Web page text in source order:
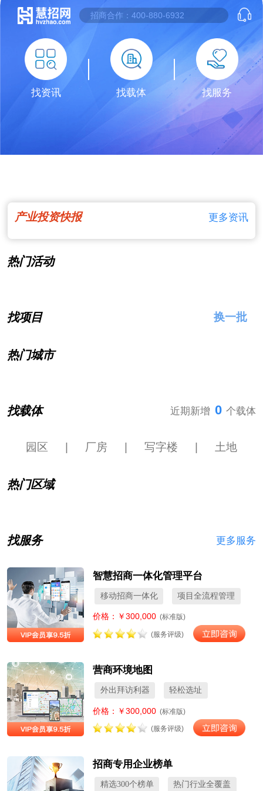
找资讯 找载体 找服务
产业投资快报 更多资讯
热门活动
找项目 换一批
热门城市
找载体 近期新增 0 个载体
园区 厂房 写字楼 土地
热门区域
找服务 更多服务
智慧招商一体化管理平台
移动招商一体化 项目全流程管理
价格：￥300,000 (标准版)
(服务评级)
营商环境地图
外出拜访利器 轻松选址
价格：￥300,000 (标准版)
(服务评级)
招商专用企业榜单
精选300个榜单 热门行业全覆盖